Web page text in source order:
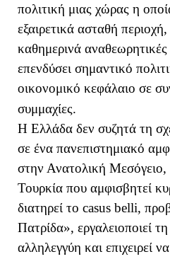
πολιτική μιας χώρας η
εξαιρετικά ασταθή περιοχή,
καθημερινά αναθεωρητικές
επενδύσει σημαντικό
οικονομικό κεφάλαιο σε
συμμαχίες.
Η Ελλάδα δεν συζητά τη
σε ένα πανεπιστημιακό
στην Ανατολική Μεσόγειο,
Τουρκία που αμφισβητεί
διατηρεί το casus belli,
Πατρίδα», εργαλειοποιεί
αλληλεγγύη και επιχειρεί